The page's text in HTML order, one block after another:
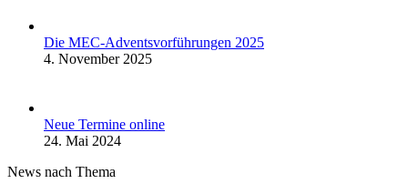
Die MEC-Adventsvorführungen 2025
4. November 2025
Neue Termine online
24. Mai 2024
News nach Thema